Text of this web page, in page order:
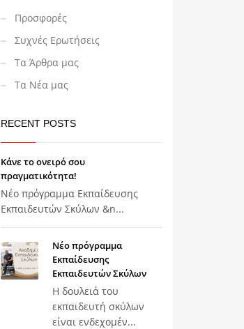
Προσφορές
Συχνές Ερωτήσεις
Τα Άρθρα μας
Τα Νέα μας
RECENT POSTS
Κάνε το ονειρό σου
πραγματικότητα!
Nέο πρόγραμμα Εκπαίδευσης
Εκπαιδευτών Σκύλων &n...
Nέο πρόγραμμα
Εκπαίδευσης
Εκπαιδευτών Σκύλων
Η δουλειά του
εκπαιδευτή σκύλων
είναι ενδεχομέν...